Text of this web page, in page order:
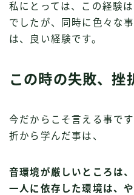
私にとっては、この経験
でしたが、同時に色々な
は、良い経験です。
この時の失敗、挫
今だからこそ言える事で
折から学んだ事は、
音環境が厳しいところは
一人に依存した環境は、